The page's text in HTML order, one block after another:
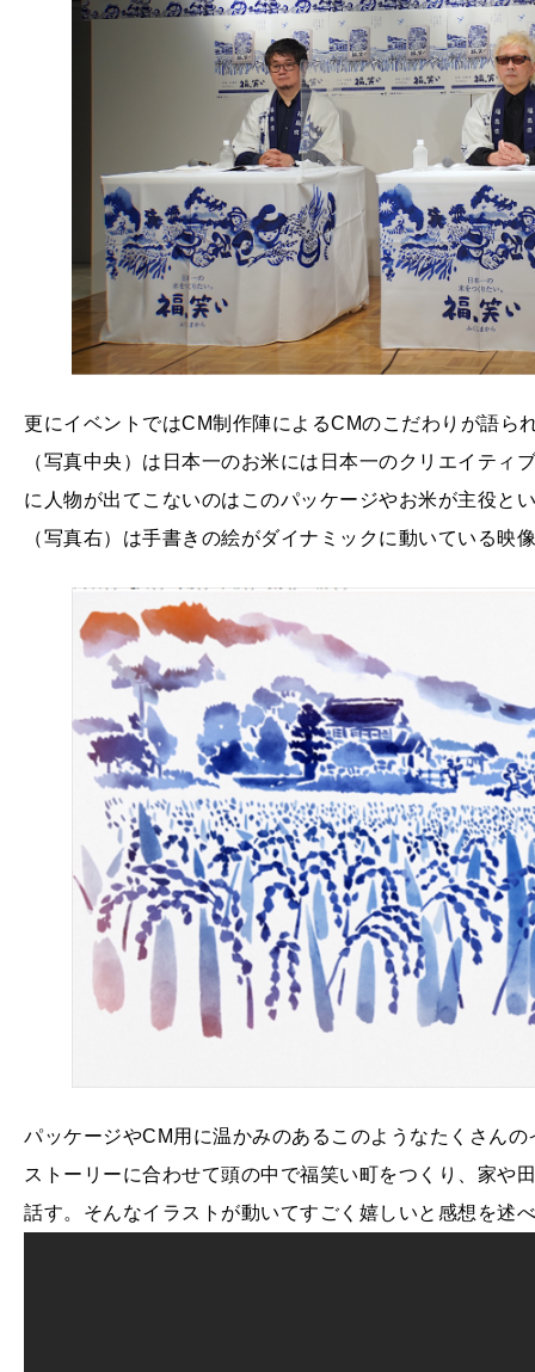
更にイベントではCM制作陣によるCMのこだわりが語ら
（写真中央）は日本一のお米には日本一のクリエイテ
に人物が出てこないのはこのパッケージやお米が主役と
（写真右）は手書きの絵がダイナミックに動いている映
パッケージやCM用に温かみのあるこのようなたくさん
ストーリーに合わせて頭の中で福笑い町をつくり、家や
話す。そんなイラストが動いてすごく嬉しいと感想を述